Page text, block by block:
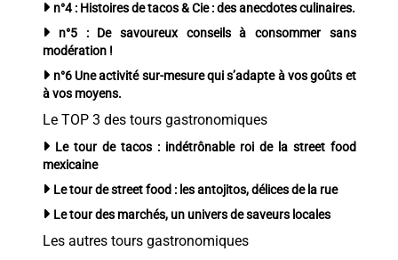
n°4 : Histoires de tacos & Cie : des anecdotes culinaires.
n°5 : De savoureux conseils à consommer sans
modération !
n°6 Une activité sur-mesure qui s’adapte à vos goûts et
à vos moyens.
Le TOP 3 des tours gastronomiques
Le tour de tacos : indétrônable roi de la street food
mexicaine
Le tour de street food : les antojitos, délices de la rue
Le tour des marchés, un univers de saveurs locales
Les autres tours gastronomiques